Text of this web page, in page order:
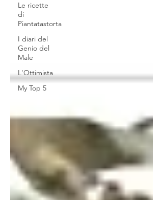
Le ricette
di
Piantatastorta
I diari del
Genio del
Male
L'Ottimista
My Top 5